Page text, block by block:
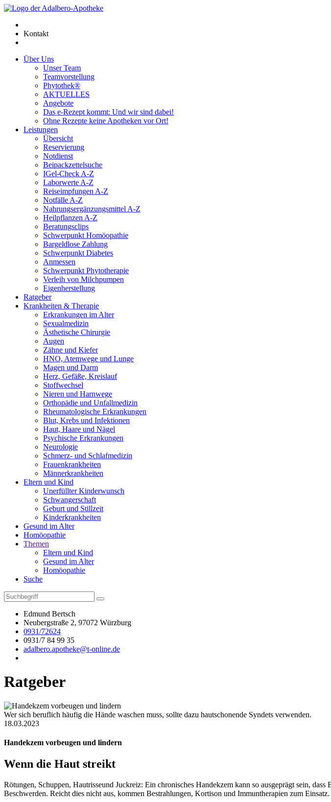
Kontakt
Über Uns
Unser Team
Teamvorstellung
Phytothek®
AKTUELLES
Angebote
Das e-Rezept kommt: Und wir sind dabei!
Ohne Rezepte keine Apotheken vor Ort!
Leistungen
Übersicht
Reservierung
Notdienst
Beipackzettelsuche
IGel-Check A-Z
Laborwerte A-Z
Reiseimpfungen A-Z
Notfälle A-Z
Nahrungsergänzungsmittel A-Z
Heilpflanzen A-Z
Beratungsclips
Schwerpunkt Homöopathie
Bargeldlose Zahlung
Schwerpunkt Diabetes
Anmessen
Schwerpunkt Phytotherapie
Verleih von Milchpumpen
Eigenherstellung
Ratgeber
Krankheiten & Therapie
Erkrankungen im Alter
Sexualmedizin
Ästhetische Chirurgie
Augen
Zähne und Kiefer
HNO, Atemwege und Lunge
Magen und Darm
Herz, Gefäße, Kreislauf
Stoffwechsel
Nieren und Harnwege
Orthopädie und Unfallmedizin
Rheumatologische Erkrankungen
Blut, Krebs und Infektionen
Haut, Haare und Nägel
Psychische Erkrankungen
Neurologie
Schmerz- und Schlafmedizin
Frauenkrankheiten
Männerkrankheiten
Eltern und Kind
Unerfüllter Kinderwunsch
Schwangerschaft
Geburt und Stillzeit
Kinderkrankheiten
Gesund im Alter
Homöopathie
Themen
Eltern und Kind
Gesund im Alter
Homöopathie
Suche
Edmund Bertsch
Neubergstraße 2, 97072 Würzburg
0931/72624
0931/7 84 99 35
adalbero.apotheke@t-online.de
Ratgeber
Wer sich beruflich häufig die Hände waschen muss, sollte dazu hautschonende Syndets verwenden.
18.03.2023
Handekzem vorbeugen und lindern
Wenn die Haut streikt
Rötungen, Schuppen, Hautrisseund Juckreiz: Ein chronisches Handekzem kann so ausgeprägt sein,
Beschwerden. Reicht dies nicht aus, kommen Bestrahlungen, Kortison und Immuntherapien zum Einsatz.